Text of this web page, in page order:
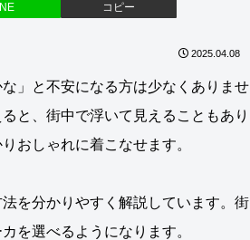
コピー
2025.04.08
」と不安になる方は少なくありませ
と、街中で浮いて見えることもあり
おしゃれに着こなせます。
を分かりやすく解説しています。街
を選べるようになります。